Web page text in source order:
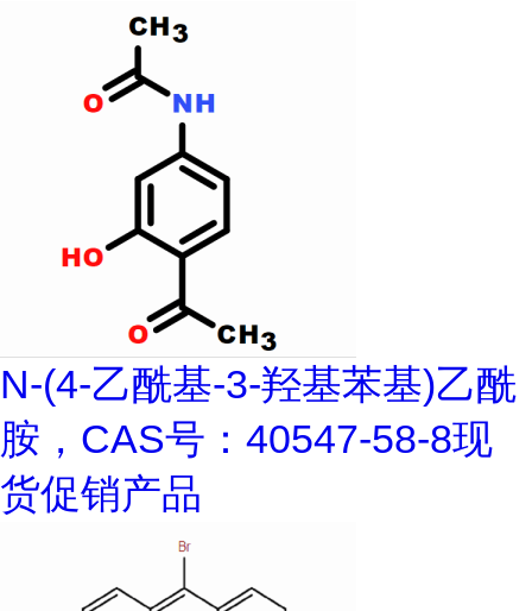
N-(4-乙酰基-3-羟基苯基)乙酰
胺，CAS号：40547-58-8现
货促销产品